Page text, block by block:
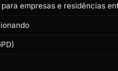
empresas e residências